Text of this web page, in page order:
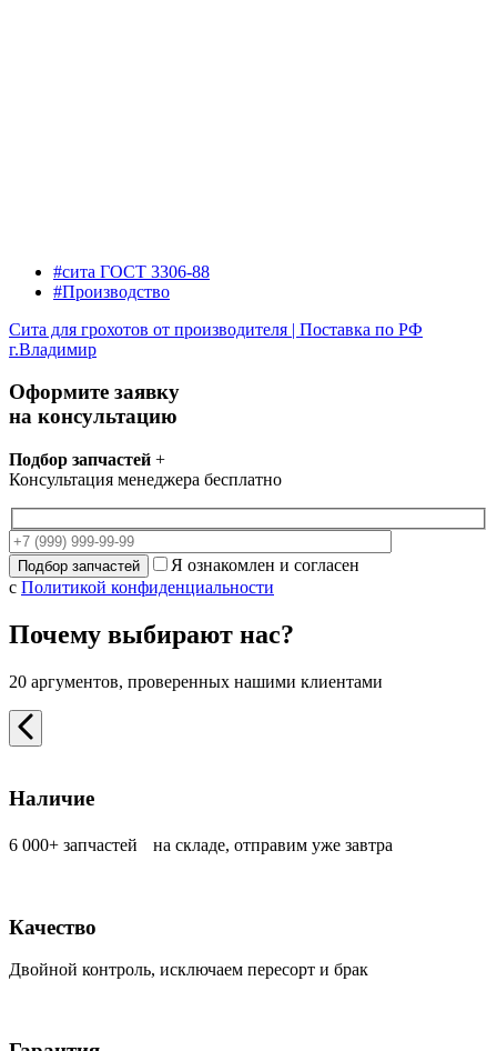
#сита ГОСТ 3306-88
#Производство
Сита для грохотов от производителя | Поставка по РФ
г.Владимир
Оформите заявку
на консультацию
Подбор запчастей +
Консультация менеджера бесплатно
Я ознакомлен и согласен
с Политикой конфиденциальности
Почему выбирают нас?
20 аргументов, проверенных нашими клиентами
Наличие
6 000+ запчастей на складе, отправим уже завтра
Качество
Двойной контроль, исключаем пересорт и брак